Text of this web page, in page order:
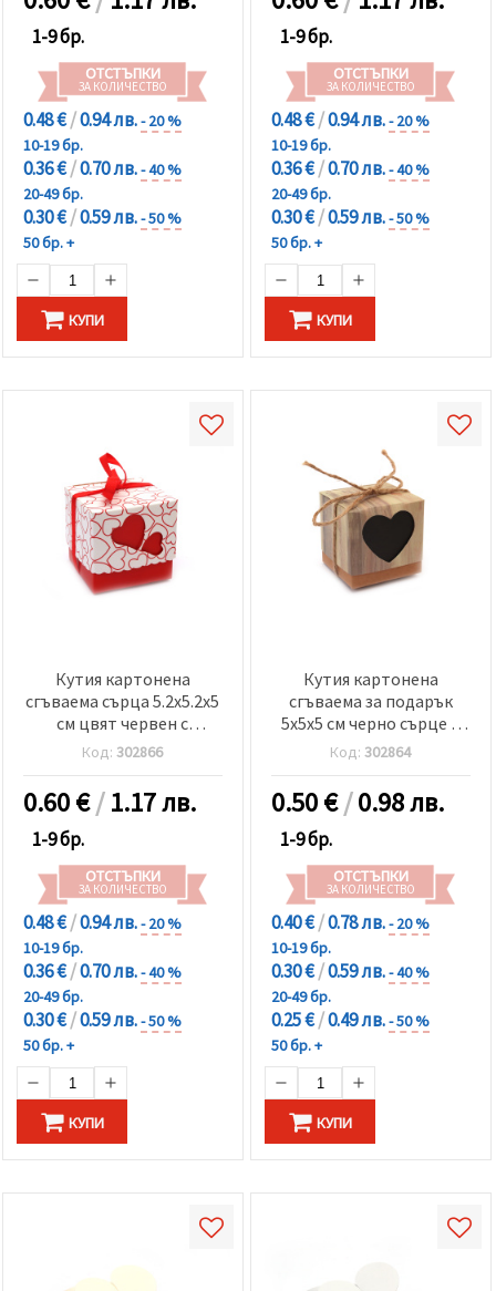
1-9 бр.
ОТСТЪПКИ
ЗА КОЛИЧЕСТВО
0.48 €/0.94 лв.- 20 %
10-19 бр.
0.36 €/0.70 лв.- 40 %
20-49 бр.
0.30 €/0.59 лв.- 50 %
50 бр. +
КУПИ
1-9 бр.
ОТСТЪПКИ
ЗА КОЛИЧЕСТВО
0.48 €/0.94 лв.- 20 %
10-19 бр.
0.36 €/0.70 лв.- 40 %
20-49 бр.
0.30 €/0.59 лв.- 50 %
50 бр. +
КУПИ
Кутия картонена
сгъваема сърца 5.2x5.2x5
см цвят червен с
пандела
Код:302866
0.60€/1.17 лв.
1-9 бр.
ОТСТЪПКИ
ЗА КОЛИЧЕСТВО
0.48 €/0.94 лв.- 20 %
10-19 бр.
0.36 €/0.70 лв.- 40 %
20-49 бр.
0.30 €/0.59 лв.- 50 %
50 бр. +
КУПИ
Кутия картонена
сгъваема за подарък
5x5x5 см черно сърце и
канап
Код:302864
0.50€/0.98 лв.
1-9 бр.
ОТСТЪПКИ
ЗА КОЛИЧЕСТВО
0.40 €/0.78 лв.- 20 %
10-19 бр.
0.30 €/0.59 лв.- 40 %
20-49 бр.
0.25 €/0.49 лв.- 50 %
50 бр. +
КУПИ